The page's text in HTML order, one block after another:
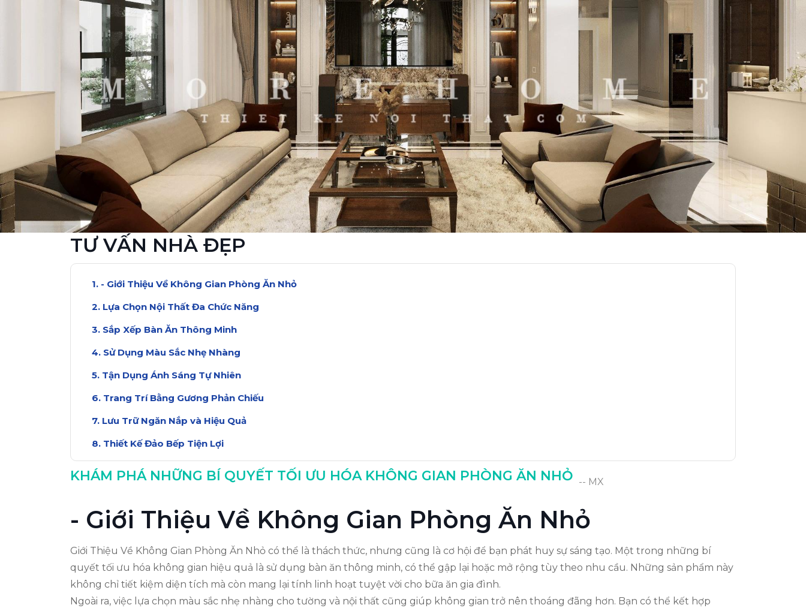
TƯ VẤN NHÀ ĐẸP
- Giới Thiệu Về Không Gian Phòng Ăn Nhỏ
Lựa Chọn Nội Thất Đa Chức Năng
Sắp Xếp Bàn Ăn Thông Minh
Sử Dụng Màu Sắc Nhẹ Nhàng
Tận Dụng Ánh Sáng Tự Nhiên
Trang Trí Bằng Gương Phản Chiếu
Lưu Trữ Ngăn Nắp và Hiệu Quả
Thiết Kế Đảo Bếp Tiện Lợi
Bổ Sung Cây Cảnh Tươi Mát
KHÁM PHÁ NHỮNG BÍ QUYẾT TỐI ƯU HÓA KHÔNG GIAN PHÒNG ĂN NHỎ -- MX
- Giới Thiệu Về Không Gian Phòng Ăn Nhỏ
Giới Thiệu Về Không Gian Phòng Ăn Nhỏ có thể là thách thức, nhưng cũng là cơ hội để bạn phát huy sự sáng tạo. Một trong những bí
quyết tối ưu hóa không gian hiệu quả là sử dụng bàn ăn thông minh, có thể gập lại hoặc mở rộng tùy theo nhu cầu. Những sản phẩm này
không chỉ tiết kiệm diện tích mà còn mang lại tính linh hoạt tuyệt vời cho bữa ăn gia đình.
Ngoài ra, việc lựa chọn màu sắc nhẹ nhàng cho tường và nội thất cũng giúp không gian trở nên thoáng đãng hơn. Bạn có thể kết hợp